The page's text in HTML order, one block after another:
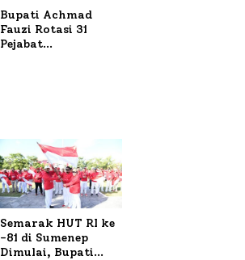
Bupati Achmad
Fauzi Rotasi 31
Pejabat
Semarak HUT RI ke
-81 di Sumenep
Dimulai, Bupati